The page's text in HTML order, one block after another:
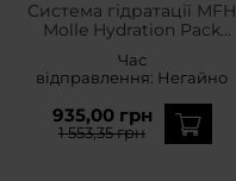
Система гідратації MFH
Molle Hydration Pack
Час
відправлення: Негайно
935,00 грн
1 553,35 грн